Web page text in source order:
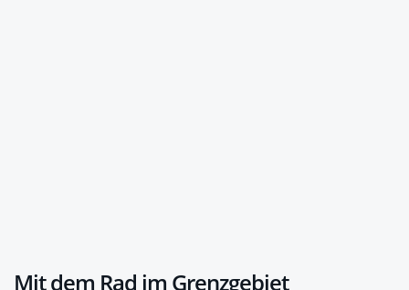
Mit dem Rad im Grenzgebiet